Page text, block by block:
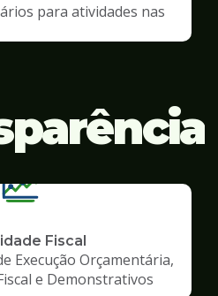
Esportes
para atividades nas
Fiscal
Execução Orçamentária,
e Demonstrativos